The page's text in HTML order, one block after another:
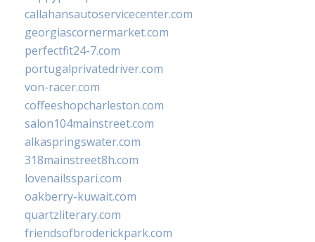
callahansautoservicecenter.com
georgiascornermarket.com
perfectfit24-7.com
portugalprivatedriver.com
von-racer.com
coffeeshopcharleston.com
salon104mainstreet.com
alkaspringswater.com
318mainstreet8h.com
lovenailsspari.com
oakberry-kuwait.com
quartzliterary.com
friendsofbroderickpark.com